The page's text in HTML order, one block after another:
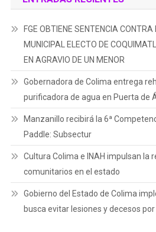
FGE OBTIENE SENTENCIA CONTRA
MUNICIPAL ELECTO DE
EN AGRAVIO DE UN MENOR
Gobernadora de Colima entrega
purificadora de agua en Puerta de
Manzanillo recibirá la 6ª
Paddle: Subsectur
Cultura Colima e INAH impulsan la
comunitarios en el estado
Gobierno del Estado de Colima
busca evitar lesiones y decesos